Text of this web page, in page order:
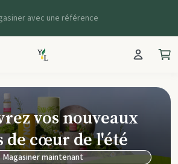
avec une référence
Living
vos nouveaux
de cœur de l'été
Magasiner maintenant